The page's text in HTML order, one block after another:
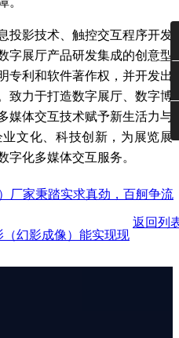
投影技术、触控交互程序开发
字展厅产品研发集成的创意型
专利和软件著作权，并开发出
致力于打造数字展厅、数字博
媒体交互技术赋予新生活力与
文化、科技创新，为展览展
字化多媒体交互服务。
厂家秉踏实求真劲，百舸争流
返回列
（幻影成像）能实现现